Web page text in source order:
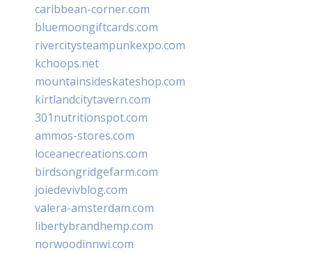
caribbean-corner.com
bluemoongiftcards.com
rivercitysteampunkexpo.com
kchoops.net
mountainsideskateshop.com
kirtlandcitytavern.com
301nutritionspot.com
ammos-stores.com
loceanecreations.com
birdsongridgefarm.com
joiedevivblog.com
valera-amsterdam.com
libertybrandhemp.com
norwoodinnwi.com